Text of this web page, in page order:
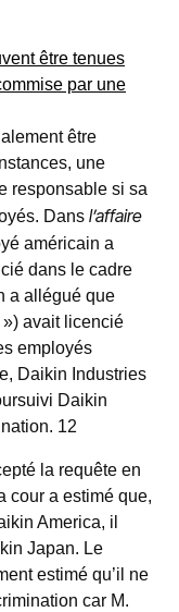
être tenues
par une
être
une
responsable si sa
Dans l’affaire
américain a
dans le cadre
a allégué que
avait licencié
employés
Daikin Industries
Daikin
12
la requête en
cour a estimé que,
America, il
Japan. Le
estimé qu’il ne
car M.